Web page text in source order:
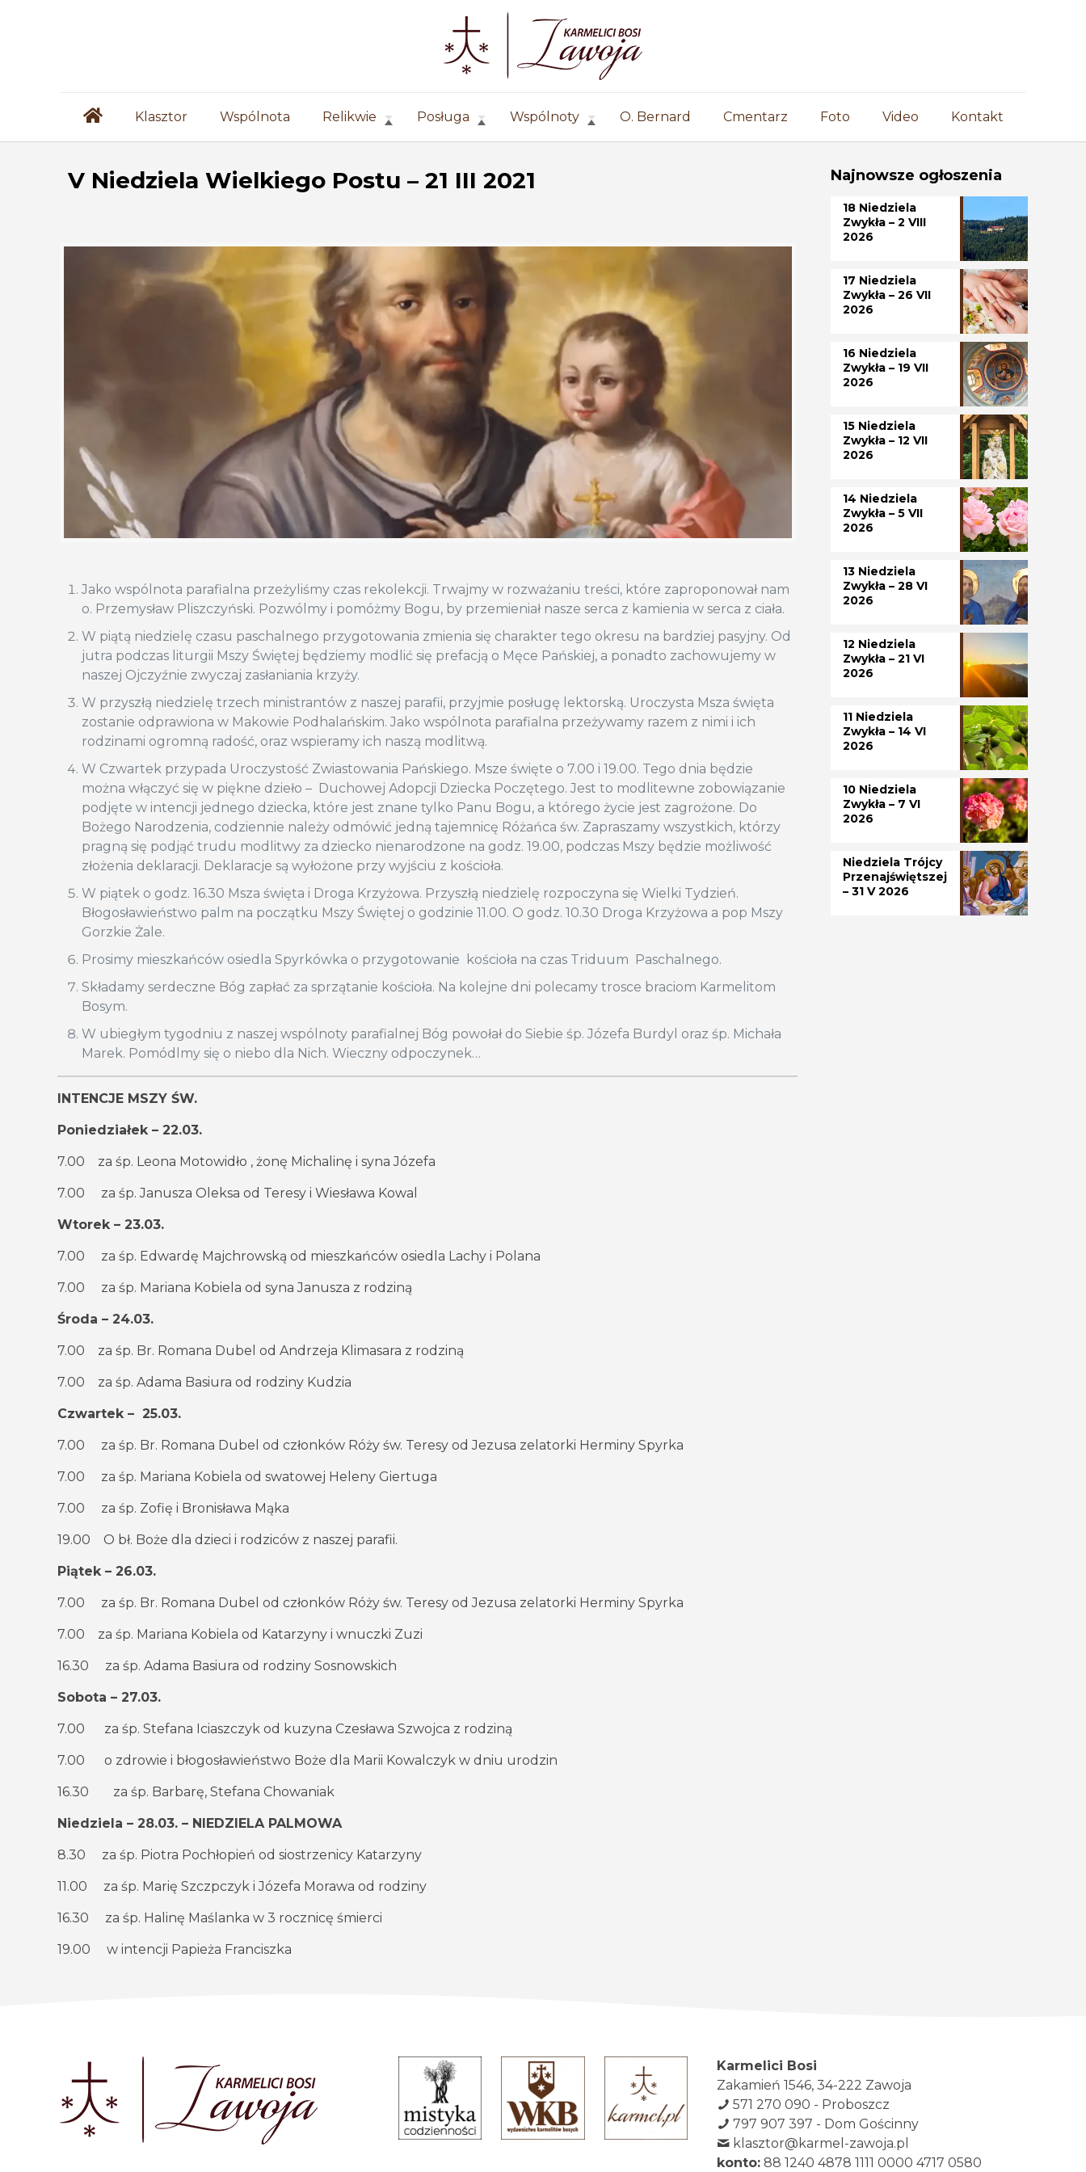
Klasztor Wspólnota Relikwie Posługa Wspólnoty O. Bernard Cmentarz Foto Video Kontakt
V Niedziela Wielkiego Postu – 21 III 2021
Jako wspólnota parafialna przeżyliśmy czas rekolekcji. Trwajmy w rozważaniu treści, które zaproponował nam
o. Przemysław Pliszczyński. Pozwólmy i pomóżmy Bogu, by przemieniał nasze serca z kamienia w serca z ciała.
W piątą niedzielę czasu paschalnego przygotowania zmienia się charakter tego okresu na bardziej pasyjny. Od
jutra podczas liturgii Mszy Świętej będziemy modlić się prefacją o Męce Pańskiej, a ponadto zachowujemy w
naszej Ojczyźnie zwyczaj zasłaniania krzyży.
W przyszłą niedzielę trzech ministrantów z naszej parafii, przyjmie posługę lektorską. Uroczysta Msza święta
zostanie odprawiona w Makowie Podhalańskim. Jako wspólnota parafialna przeżywamy razem z nimi i ich
rodzinami ogromną radość, oraz wspieramy ich naszą modlitwą.
W Czwartek przypada Uroczystość Zwiastowania Pańskiego. Msze święte o 7.00 i 19.00. Tego dnia będzie
można włączyć się w piękne dzieło – Duchowej Adopcji Dziecka Poczętego. Jest to modlitewne zobowiązanie
podjęte w intencji jednego dziecka, które jest znane tylko Panu Bogu, a którego życie jest zagrożone. Do
Bożego Narodzenia, codziennie należy odmówić jedną tajemnicę Różańca św. Zapraszamy wszystkich, którzy
pragną się podjąć trudu modlitwy za dziecko nienarodzone na godz. 19.00, podczas Mszy będzie możliwość
złożenia deklaracji. Deklaracje są wyłożone przy wyjściu z kościoła.
W piątek o godz. 16.30 Msza święta i Droga Krzyżowa. Przyszłą niedzielę rozpoczyna się Wielki Tydzień.
Błogosławieństwo palm na początku Mszy Świętej o godzinie 11.00. O godz. 10.30 Droga Krzyżowa a pop Mszy
Gorzkie Żale.
Prosimy mieszkańców osiedla Spyrkówka o przygotowanie kościoła na czas Triduum Paschalnego.
Składamy serdeczne Bóg zapłać za sprzątanie kościoła. Na kolejne dni polecamy trosce braciom Karmelitom
Bosym.
W ubiegłym tygodniu z naszej wspólnoty parafialnej Bóg powołał do Siebie śp. Józefa Burdyl oraz śp. Michała
Marek. Pomódlmy się o niebo dla Nich. Wieczny odpoczynek…
INTENCJE MSZY ŚW.
Poniedziałek – 22.03.
7.00 za śp. Leona Motowidło , żonę Michalinę i syna Józefa
7.00 za śp. Janusza Oleksa od Teresy i Wiesława Kowal
Wtorek – 23.03.
7.00 za śp. Edwardę Majchrowską od mieszkańców osiedla Lachy i Polana
7.00 za śp. Mariana Kobiela od syna Janusza z rodziną
Środa – 24.03.
7.00 za śp. Br. Romana Dubel od Andrzeja Klimasara z rodziną
7.00 za śp. Adama Basiura od rodziny Kudzia
Czwartek – 25.03.
7.00 za śp. Br. Romana Dubel od członków Róży św. Teresy od Jezusa zelatorki Herminy Spyrka
7.00 za śp. Mariana Kobiela od swatowej Heleny Giertuga
7.00 za śp. Zofię i Bronisława Mąka
19.00 O bł. Boże dla dzieci i rodziców z naszej parafii.
Piątek – 26.03.
7.00 za śp. Br. Romana Dubel od członków Róży św. Teresy od Jezusa zelatorki Herminy Spyrka
7.00 za śp. Mariana Kobiela od Katarzyny i wnuczki Zuzi
16.30 za śp. Adama Basiura od rodziny Sosnowskich
Sobota – 27.03.
7.00 za śp. Stefana Iciaszczyk od kuzyna Czesława Szwojca z rodziną
7.00 o zdrowie i błogosławieństwo Boże dla Marii Kowalczyk w dniu urodzin
16.30 za śp. Barbarę, Stefana Chowaniak
Niedziela – 28.03. – NIEDZIELA PALMOWA
8.30 za śp. Piotra Pochłopień od siostrzenicy Katarzyny
11.00 za śp. Marię Szczpczyk i Józefa Morawa od rodziny
16.30 za śp. Halinę Maślanka w 3 rocznicę śmierci
19.00 w intencji Papieża Franciszka
Najnowsze ogłoszenia
18 Niedziela
Zwykła – 2 VIII
2026
17 Niedziela
Zwykła – 26 VII
2026
16 Niedziela
Zwykła – 19 VII
2026
15 Niedziela
Zwykła – 12 VII
2026
14 Niedziela
Zwykła – 5 VII
2026
13 Niedziela
Zwykła – 28 VI
2026
12 Niedziela
Zwykła – 21 VI
2026
11 Niedziela
Zwykła – 14 VI
2026
10 Niedziela
Zwykła – 7 VI
2026
Niedziela Trójcy
Przenajświętszej
– 31 V 2026
Karmelici Bosi
Zakamień 1546, 34-222 Zawoja
571 270 090 - Proboszcz
797 907 397 - Dom Gościnny
klasztor@karmel-zawoja.pl
konto: 88 1240 4878 1111 0000 4717 0580